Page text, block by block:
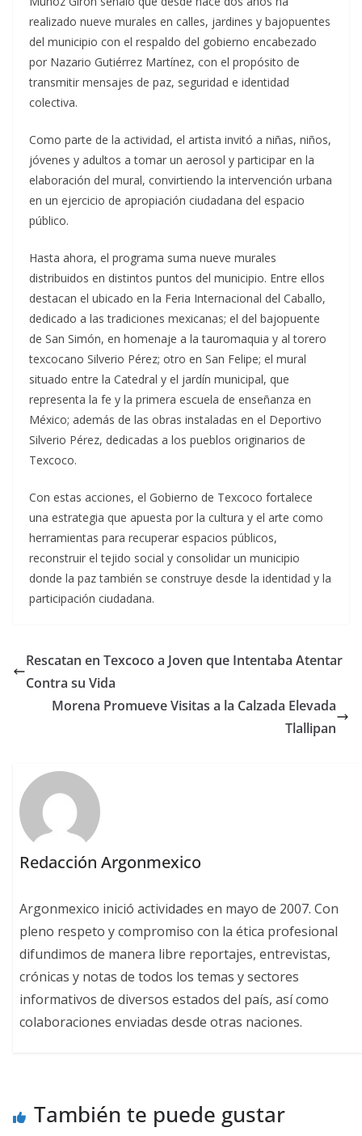
realizado nueve murales en calles, jardines y bajopuentes
del municipio con el respaldo del gobierno encabezado
por Nazario Gutiérrez Martínez, con el propósito de
transmitir mensajes de paz, seguridad e identidad
colectiva.
Como parte de la actividad, el artista invitó a niñas, niños,
jóvenes y adultos a tomar un aerosol y participar en la
elaboración del mural, convirtiendo la intervención urbana
en un ejercicio de apropiación ciudadana del espacio
público.
Hasta ahora, el programa suma nueve murales
distribuidos en distintos puntos del municipio. Entre ellos
destacan el ubicado en la Feria Internacional del Caballo,
dedicado a las tradiciones mexicanas; el del bajopuente
de San Simón, en homenaje a la tauromaquia y al torero
texcocano Silverio Pérez; otro en San Felipe; el mural
situado entre la Catedral y el jardín municipal, que
representa la fe y la primera escuela de enseñanza en
México; además de las obras instaladas en el Deportivo
Silverio Pérez, dedicadas a los pueblos originarios de
Texcoco.
Con estas acciones, el Gobierno de Texcoco fortalece
una estrategia que apuesta por la cultura y el arte como
herramientas para recuperar espacios públicos,
reconstruir el tejido social y consolidar un municipio
donde la paz también se construye desde la identidad y la
participación ciudadana.
Rescatan en Texcoco a Joven que Intentaba Atentar
Contra su Vida
Morena Promueve Visitas a la Calzada Elevada
Tlallipan
Redacción Argonmexico
Argonmexico inició actividades en mayo de 2007. Con
pleno respeto y compromiso con la ética profesional
difundimos de manera libre reportajes, entrevistas,
crónicas y notas de todos los temas y sectores
informativos de diversos estados del país, así como
colaboraciones enviadas desde otras naciones.
También te puede gustar